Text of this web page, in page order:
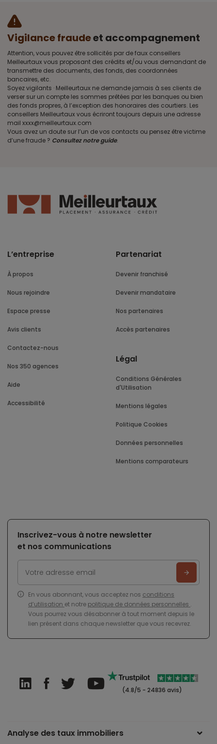
Vigilance fraudeet accompagnement
Attention, vous pouvez être sollicités par de faux conseillers
Meilleurtaux vous proposant des crédits et/ou vous demandant de
transmettre des documents, des fonds, des coordonnées
bancaires, etc.
Soyez vigilants · Meilleurtaux ne demande jamais à ses clients de
verser sur un compte les sommes prêtées par les banques ou bien
des fonds propres, à l’exception des honoraires des courtiers. Les
conseillers Meilleurtaux vous écriront toujours depuis une adresse
mail xxxx@meilleurtaux.com
Vous avez un doute sur l’un de vos contacts ou pensez être victime
d’une fraude ? Consultez notre guide.
L’entreprise
À propos
Nous rejoindre
Espace presse
Avis clients
Contactez-nous
Nos 350 agences
Aide
Accessibilité
Partenariat
Devenir franchisé
Devenir mandataire
Nos partenaires
Accès partenaires
Légal
Conditions Générales
d'Utilisation
Mentions légales
Politique Cookies
Données personnelles
Mentions comparateurs
Inscrivez-vous à notre newsletter
et nos communications
En vous abonnant, vous acceptez nos conditions
d’utilisation et notre politique de données personnelles .
Vous pourrez vous désabonner à tout moment depuis le
lien présent dans chaque newsletter que vous recevrez.
(4.8/5 - 24836 avis)
Analyse des taux immobiliers